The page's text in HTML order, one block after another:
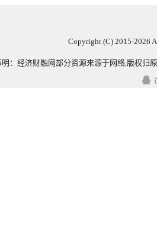
Copyright (C) 2015-2026
： 经济财融网部分资源来源于网络,版权归